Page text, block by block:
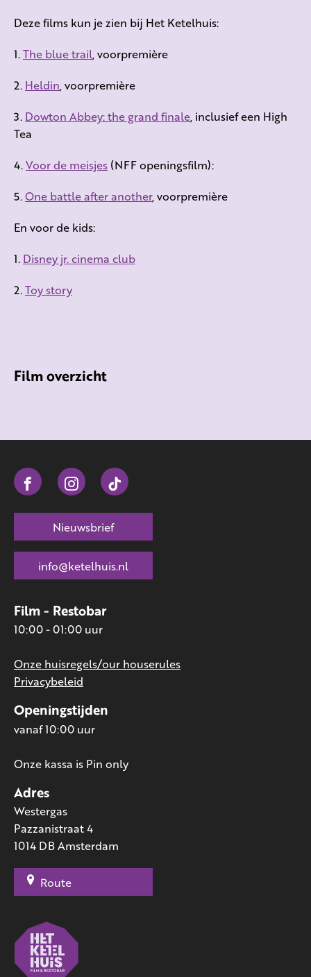
Deze films kun je zien bij Het Ketelhuis:
1.The blue trail , voorpremière
2. Heldin , voorpremière
3. Dowton Abbey: the grand finale , inclusief een High
Tea
4.Voor de meisjes (NFF openingsfilm):
5.One battle after another, voorpremière
En voor de kids:
1. Disney jr. cinema club
2.Toy story
Film overzicht
Adres
Westergas
Pazzanistraat 4
1014 DB Amsterdam
Route
Openingstijden
vanaf 10:00 uur
Onze kassa is Pin only
Film - Restobar
10:00 - 01:00 uur
Onze huisregels/our houserules
Privacybeleid
Nieuwsbrief
info@ketelhuis.nl